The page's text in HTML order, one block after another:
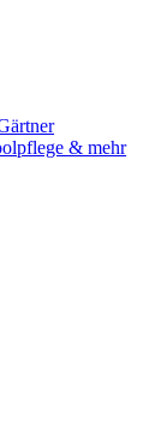
& mehr